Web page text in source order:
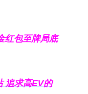
红包至牌局底
追求高EV的